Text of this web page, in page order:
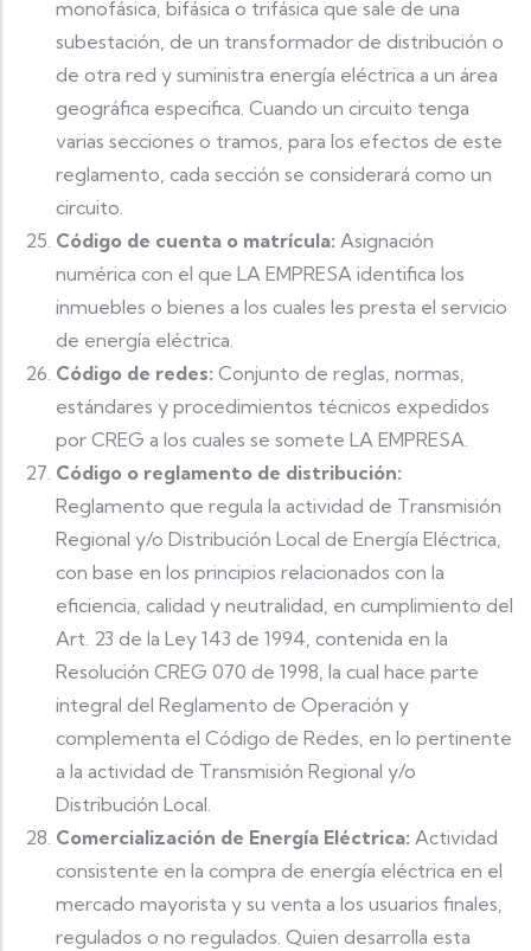
monofásica, bifásica o trifásica que sale de una
subestación, de un transformador de distribución o
de otra red y suministra energía eléctrica a un área
geográfica especifica. Cuando un circuito tenga
varias secciones o tramos, para los efectos de este
reglamento, cada sección se considerará como un
circuito.
Código de cuenta o matrícula: Asignación
numérica con el que LA EMPRESA identifica los
inmuebles o bienes a los cuales les presta el servicio
de energía eléctrica.
Código de redes: Conjunto de reglas, normas,
estándares y procedimientos técnicos expedidos
por CREG a los cuales se somete LA EMPRESA.
Código o reglamento de distribución:
Reglamento que regula la actividad de Transmisión
Regional y/o Distribución Local de Energía Eléctrica,
con base en los principios relacionados con la
eficiencia, calidad y neutralidad, en cumplimiento del
Art. 23 de la Ley 143 de 1994, contenida en la
Resolución CREG 070 de 1998, la cual hace parte
integral del Reglamento de Operación y
complementa el Código de Redes, en lo pertinente
a la actividad de Transmisión Regional y/o
Distribución Local.
Comercialización de Energía Eléctrica: Actividad
consistente en la compra de energía eléctrica en el
mercado mayorista y su venta a los usuarios finales,
regulados o no regulados. Quien desarrolla esta